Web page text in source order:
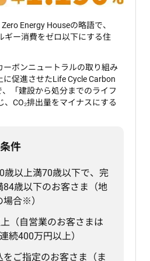
Energy Houseの略語で、
ギー消費をゼロ以下にする住
ーボンニュートラルの取り組み
に促進させたLife Cycle Carbon
「建設から処分までのライフ
、CO₂排出量をマイナスにする
件
歳以上満70歳以下で、完
84歳以下のお客さま（地
場合※）
（自営業のお客さまは
続400万円以上）
をご指定のお客さま（ま